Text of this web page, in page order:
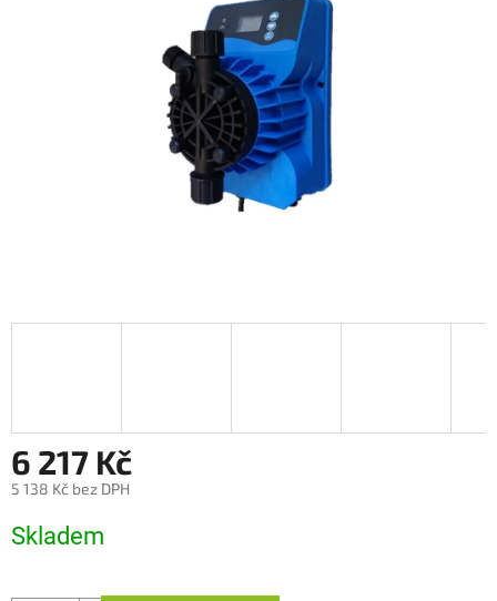
6 217 Kč
5 138 Kč bez DPH
cena:
Skladem